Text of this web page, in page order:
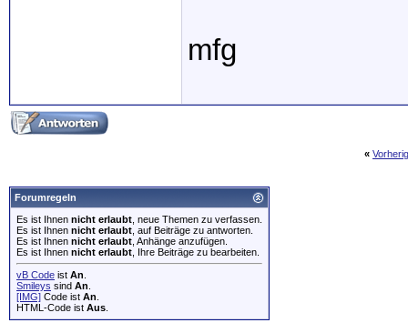
mfg
«
Forumregeln
Es ist Ihnen nicht erlaubt , neue Themen zu verfassen.
Es ist Ihnen nicht erlaubt , auf Beiträge zu antworten.
Es ist Ihnen nicht erlaubt , Anhänge anzufügen.
Es ist Ihnen nicht erlaubt , Ihre Beiträge zu bearbeiten.
vB Code ist An
Smileys sind An
[IMG] Code ist An
HTML-Code ist Aus